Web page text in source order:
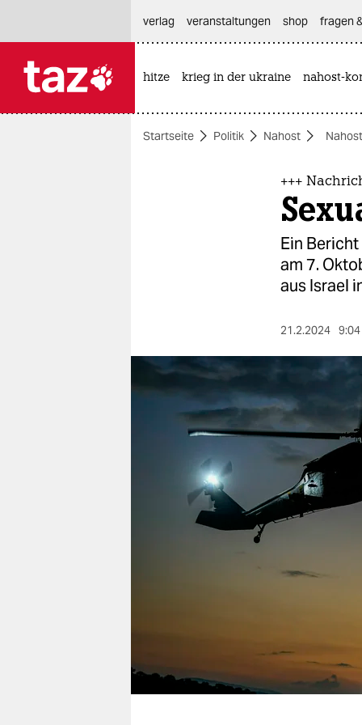
themen
berlin
nord
wahrheit
abo
genossenschaft
verlag
veranstaltungen shop fragen
hitze krieg in der ukraine nahost-
Startseite Politik Nahost
+++
Ein
am 7.
aus Israel
21.2.2024